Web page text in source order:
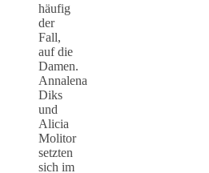
häufig
der
Fall,
auf die
Damen.
Annalena
Diks
und
Alicia
Molitor
setzten
sich im